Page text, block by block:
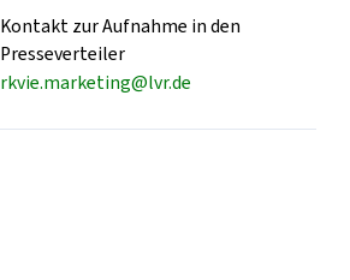
Kontakt zur Aufnahme in den
Presseverteiler
rkvie.marketing@lvr.de